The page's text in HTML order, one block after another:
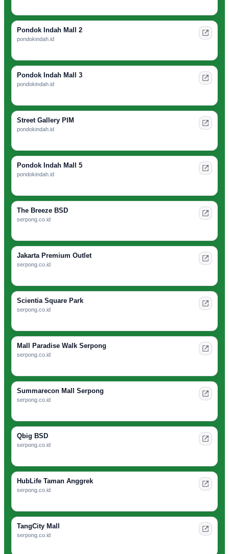
Pondok Indah Mall 2
pondokindah.id
Pondok Indah Mall 3
pondokindah.id
Street Gallery PIM
pondokindah.id
Pondok Indah Mall 5
pondokindah.id
The Breeze BSD
serpong.co.id
Jakarta Premium Outlet
serpong.co.id
Scientia Square Park
serpong.co.id
Mall Paradise Walk Serpong
serpong.co.id
Summarecon Mall Serpong
serpong.co.id
Qbig BSD
serpong.co.id
HubLife Taman Anggrek
serpong.co.id
TangCity Mall
serpong.co.id